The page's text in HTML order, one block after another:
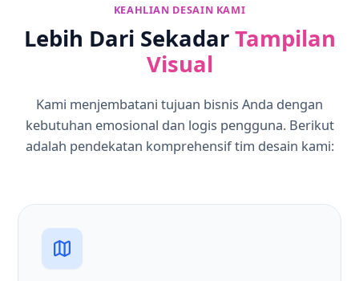
KEAHLIAN DESAIN KAMI
Lebih Dari SekadarTampilan
Visual
Kami menjembatani tujuan bisnis Anda dengan
kebutuhan emosional dan logis pengguna. Berikut
adalah pendekatan komprehensif tim desain kami: